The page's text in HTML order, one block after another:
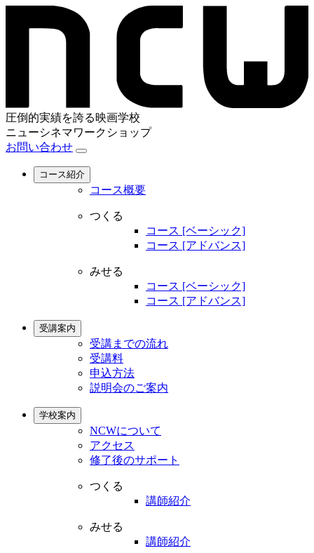
圧倒的実績を誇る映画学校
ニューシネマワークショップ
お問い合わせ
コース紹介
コース概要
つくる
コース [ベーシック]
コース [アドバンス]
みせる
コース [ベーシック]
コース [アドバンス]
受講案内
受講までの流れ
受講料
申込方法
説明会のご案内
学校案内
NCWについて
アクセス
修了後のサポート
つくる
講師紹介
みせる
講師紹介